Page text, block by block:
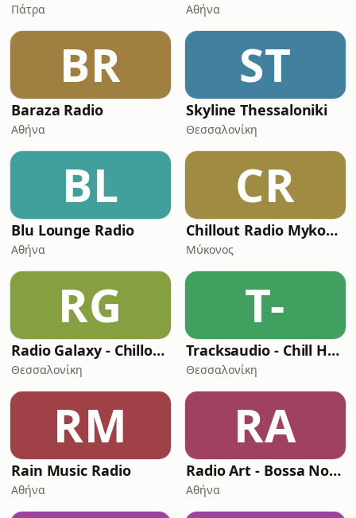
Πάτρα Αθήνα
BR
Baraza Radio
Αθήνα
ST
Skyline Thessaloniki
Θεσσαλονίκη
BL
Blu Lounge Radio
Αθήνα
CR
Chillout Radio Mykonos
Μύκονος
RG
Radio Galaxy - Chillout & Lounge
Θεσσαλονίκη
T-
Tracksaudio - Chill House Music
Θεσσαλονίκη
RM
Rain Music Radio
Αθήνα
RA
Radio Art - Bossa Nova
Αθήνα